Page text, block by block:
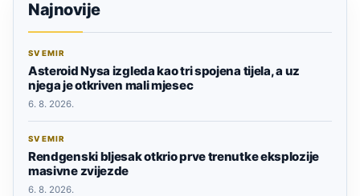
Najnovije
SVEMIR
Asteroid Nysa izgleda kao tri spojena tijela, a uz
njega je otkriven mali mjesec
6. 8. 2026.
SVEMIR
Rendgenski bljesak otkrio prve trenutke eksplozije
masivne zvijezde
6. 8. 2026.